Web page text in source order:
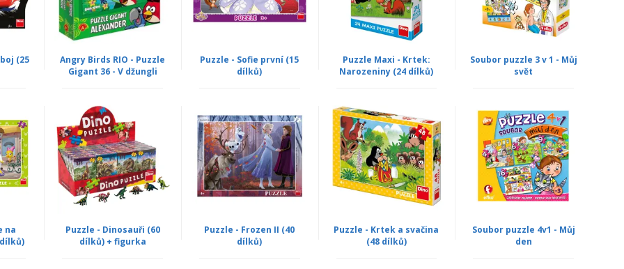
(25
Angry Birds RIO - Puzzle
Gigant 36 - V džungli
Puzzle - Sofie první (15
dílků)
Puzzle Maxi - Krtek:
Narozeniny (24 dílků)
Soubor puzzle 3 v 1 - Můj
svět
na
Puzzle - Dinosauři (60
dílků) + figurka
Puzzle - Frozen II (40
dílků)
Puzzle - Krtek a svačina
(48 dílků)
Soubor puzzle 4v1 - Můj
den